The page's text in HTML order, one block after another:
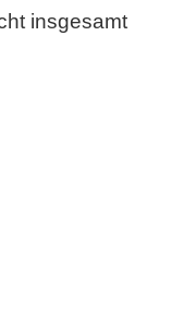
insgesamt